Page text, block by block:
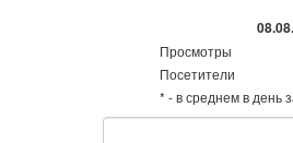
Просмотры
Посетители
* - в среднем в день